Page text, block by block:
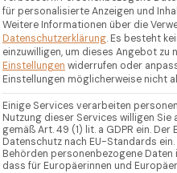
für personalisierte Anzeigen und
Weitere Informationen über die
Datenschutzerklärung. Es besteht
einzuwilligen, um dieses Angebot zu
Einstellungen widerrufen oder
Einstellungen möglicherweise nicht
Einige Services verarbeiten
Nutzung dieser Services willigen Sie
gemäß Art. 49 (1) lit. a GDPR ein.
Datenschutz nach EU-Standards
Behörden personenbezogene
dass für Europäerinnen und